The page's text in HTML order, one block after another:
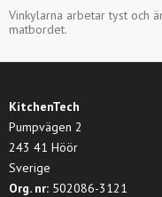
Vinkylarna arbetar tyst och
matbordet.
KitchenTech
Pumpvägen 2
243 41 Höör
Sverige
Org. nr: 502086-3121